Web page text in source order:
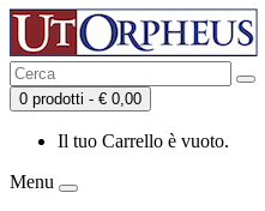
0 prodotti - € 0,00
Il tuo Carrello è vuoto.
Menu